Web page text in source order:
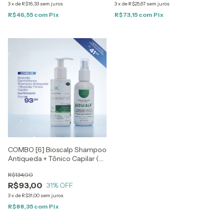
3x de R$16,33 sem juros
R$46,55 com Pix
3x de R$25,67 sem juros
R$73,15 com Pix
COMBO [6] Bioscalp Shampoo
Antiqueda + Tônico Capilar (2
R$93,00
R$134,00
31% OFF
3x de R$31,00 sem juros
R$88,35 com Pix